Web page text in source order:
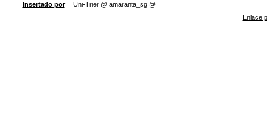
Insertado por
Uni-Trier @ amaranta_sg @
Enlace